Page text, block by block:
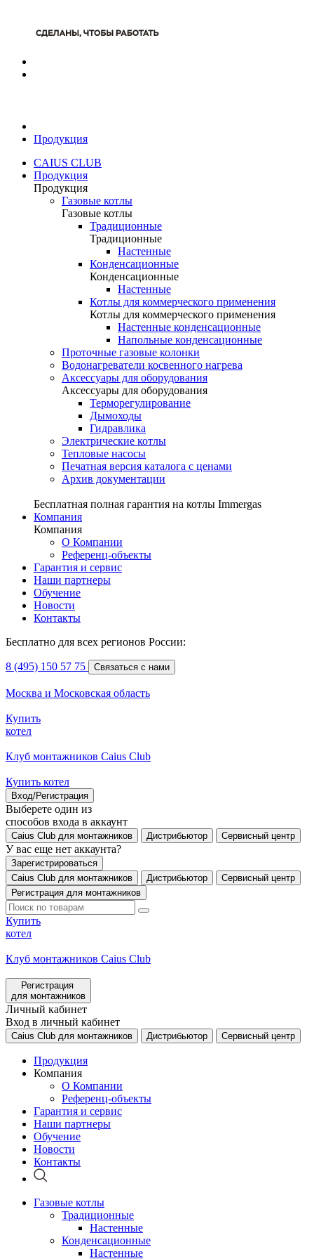
Продукция
CAIUS CLUB
Продукция
Продукция
Газовые котлы
Газовые котлы
Традиционные
Традиционные
Настенные
Конденсационные
Конденсационные
Настенные
Котлы для коммерческого применения
Котлы для коммерческого применения
Настенные конденсационные
Напольные конденсационные
Проточные газовые колонки
Водонагреватели косвенного нагрева
Аксессуары для оборудования
Аксессуары для оборудования
Терморегулирование
Дымоходы
Гидравлика
Электрические котлы
Тепловые насосы
Печатная версия каталога с ценами
Архив документации
Бесплатная полная гарантия на котлы Immergas
Компания
Компания
О Компании
Референц-объекты
Гарантия и сервис
Наши партнеры
Обучение
Новости
Контакты
Бесплатно для всех регионов России:
8 (495) 150 57 75 Связаться с нами
Москва и Московская область
Купить
котел
Клуб монтажников Caius Club
Купить котел
Вход/Регистрация
Выберете один из
способов входа в аккаунт
Caius Club для монтажников Дистрибьютор Сервисный центр
У вас еще нет аккаунта?
Зарегистрироваться
Caius Club для монтажников
Дистрибьютор
Сервисный центр
Регистрация для монтажников
Купить
котел
Клуб монтажников Caius Club
Регистрация
для монтажников
Личный кабинет
Вход в личный кабинет
Caius Club для монтажников Дистрибьютор Сервисный центр
Продукция
Компания
О Компании
Референц-объекты
Гарантия и сервис
Наши партнеры
Обучение
Новости
Контакты
Газовые котлы
Традиционные
Настенные
Конденсационные
Настенные